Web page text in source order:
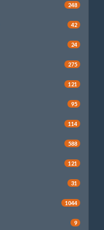
248
42
24
275
121
95
114
588
121
31
1044
9